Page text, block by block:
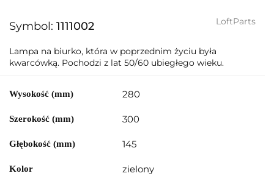
Symbol: 1111002 LoftParts
​Lampa na biurko, która w poprzednim życiu była
kwarcówką. Pochodzi z lat 50/60 ubiegłego wieku.
Wysokość (mm) 280
Szerokość (mm) 300
Głębokość (mm) 145
Kolor zielony